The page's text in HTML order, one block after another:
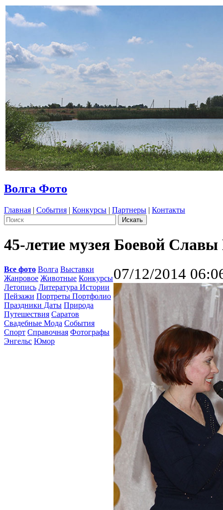
Волга Фото
Главная | События | Конкурсы | Партнеры | Контакты
45-летие музея Боевой
Все фото Волга Выставки
Жанровое Животные Конкурсы
Летопись Литература Истории
Пейзажи Портреты Портфолио
Праздники Даты Природа
Путешествия Саратов
Свадебные Мода События
Спорт Справочная Фотографы
Энгельс Юмор
07/12/2014